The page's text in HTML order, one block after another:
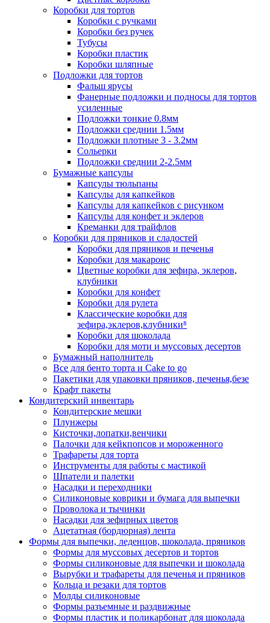
Коробки для тортов
Коробки с ручками
Коробки без ручек
Тубусы
Коробки пластик
Коробки шляпные
Подложки для тортов
Фальш ярусы
Фанерные подложки и подносы для тортов
усиленные
Подложки тонкие 0.8мм
Подложки среднии 1.5мм
Подложки плотные 3 - 3.2мм
Сольерки
Подложки среднии 2-2.5мм
Бумажные капсулы
Капсулы тюльпаны
Капсулы для капкейков
Капсулы для капкейков с рисунком
Капсулы для конфет и эклеров
Креманки для трайфлов
Коробки для пряников и сладостей
Коробки для пряников и печенья
Коробки для макаронс
Цветные коробки для зефира, эклеров,
клубники
Коробки для конфет
Коробки для рулета
Классические коробки для
зефира,эклеров,клубники⁸
Коробки для шоколада
Коробки для моти и муссовых десертов
Бумажный наполнитель
Все для бенто торта и Cake to go
Пакетики для упаковки пряников, печенья,безе
Крафт пакеты
Кондитерский инвентарь
Кондитерские мешки
Плунжеры
Кисточки,лопатки,венчики
Палочки для кейкпопсов и мороженного
Трафареты для торта
Инструменты для работы с мастикой
Шпатели и палетки
Насадки и переходники
Силиконовые коврики и бумага для выпечки
Проволока и тычинки
Насадки для зефирных цветов
Ацетатная (бордюрная) лента
Формы для выпечки, леденцов, шоколада, пряников
Формы для муссовых десертов и тортов
Формы силиконовые для выпечки и шоколада
Вырубки и трафареты для печенья и пряников
Кольца и резаки для тортов
Молды силиконовые
Формы разъемные и раздвижные
Формы пластик и поликарбонат для шоколада